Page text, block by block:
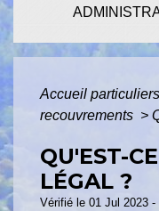
Accueil particuliers
recouvrements >
QU'EST-
LÉGAL ?
Vérifié le 01 Jul 2023